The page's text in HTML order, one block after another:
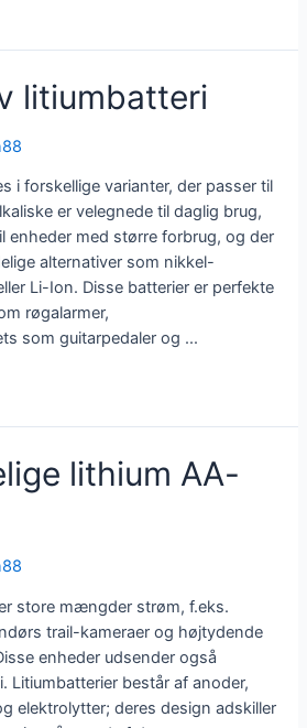
litiumbatteri
i forskellige varianter, der passer til
er velegnede til daglig brug,
enheder med større forbrug, og der
alternativer som nikkel-
Li-Ion. Disse batterier er perfekte
røgalarmer,
som guitarpedaler og ...
lithium AA-
store mængder strøm, f.eks.
trail-kameraer og højtydende
enheder udsender også
Litiumbatterier består af anoder,
elektrolytter; deres design adskiller